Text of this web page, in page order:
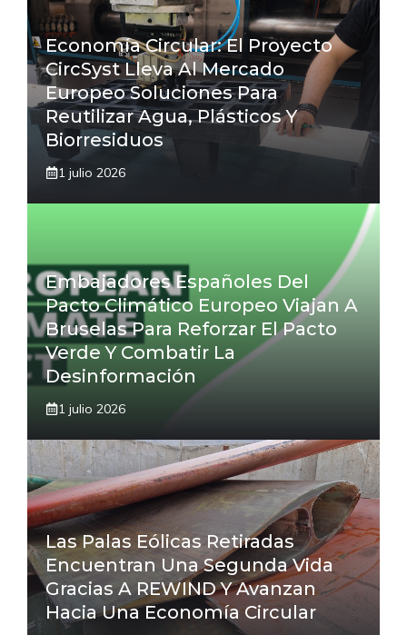
Economía Circular: El Proyecto
CircSyst Lleva Al Mercado
Europeo Soluciones Para
Reutilizar Agua, Plásticos Y
Biorresiduos
1 julio 2026
Embajadores Españoles Del
Pacto Climático Europeo Viajan A
Bruselas Para Reforzar El Pacto
Verde Y Combatir La
Desinformación
1 julio 2026
Las Palas Eólicas Retiradas
Encuentran Una Segunda Vida
Gracias A REWIND Y Avanzan
Hacia Una Economía Circular